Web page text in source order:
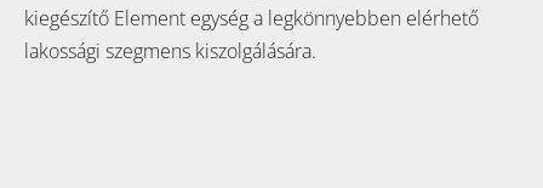
kiegészítő Element egység a legkönnyebben elérhető
lakossági szegmens kiszolgálására.